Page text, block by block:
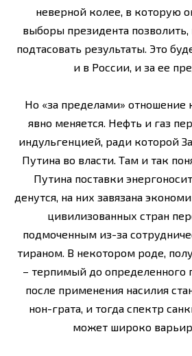
неверной колее, в которую
выборы президента
подтасовать результаты. Это
и в России, и за ее
Но «за пределами»
явно меняется. Нефть и газ
индульгенцией, ради которой
Путина во власти. Там и так
Путина поставки
денутся, на них завязана
цивилизованных стран
подмоченным из-за
тираном. В некотором роде,
– терпимый до определенного
после применения насилия
нон-грата, и тогда спектр
может широко